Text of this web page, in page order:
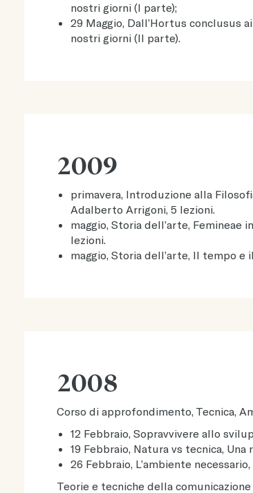
nostri giorni (I parte);
29 Maggio, Dall’Hortus conclusus
nostri giorni (II parte).
2009
primavera, Introduzione alla
Adalberto Arrigoni, 5 lezioni.
maggio, Storia dell’arte, Femineae
lezioni.
maggio, Storia dell’arte, Il tempo e
2008
Corso di approfondimento, Tecnica,
12 Febbraio, Sopravvivere allo
19 Febbraio, Natura vs tecnica,
26 Febbraio, L’ambiente
Teorie e tecniche della